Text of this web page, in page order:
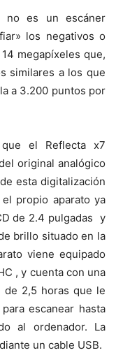
no es un escáner
los negativos o
megapíxeles que,
similares a los que
a 3.200 puntos por
el Reflecta x7
original analógico
esta digitalización
propio aparato ya
de 2.4 pulgadas y
brillo situado en la
viene equipado
, y cuenta con una
de 2,5 horas que le
escanear hasta
al ordenador. La
un cable USB.